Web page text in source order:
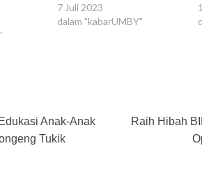
7 Juli 2023
dalam "kabarUMBY"
Anak-Anak
Tukik
Raih Hibah